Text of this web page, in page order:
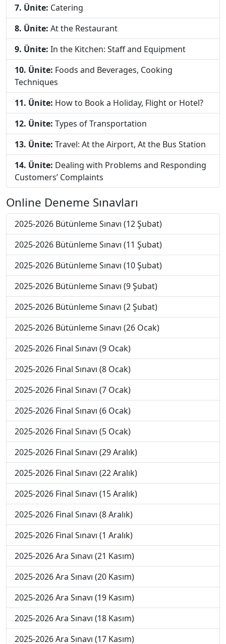
7. Ünite: Catering
8. Ünite: At the Restaurant
9. Ünite: In the Kitchen: Staff and Equipment
10. Ünite: Foods and Beverages, Cooking
Techniques
11. Ünite: How to Book a Holiday, Flight or Hotel?
12. Ünite: Types of Transportation
13. Ünite: Travel: At the Airport, At the Bus Station
14. Ünite: Dealing with Problems and Responding
Customers’ Complaints
Online Deneme Sınavları
2025-2026 Bütünleme Sınavı (12 Şubat)
2025-2026 Bütünleme Sınavı (11 Şubat)
2025-2026 Bütünleme Sınavı (10 Şubat)
2025-2026 Bütünleme Sınavı (9 Şubat)
2025-2026 Bütünleme Sınavı (2 Şubat)
2025-2026 Bütünleme Sınavı (26 Ocak)
2025-2026 Final Sınavı (9 Ocak)
2025-2026 Final Sınavı (8 Ocak)
2025-2026 Final Sınavı (7 Ocak)
2025-2026 Final Sınavı (6 Ocak)
2025-2026 Final Sınavı (5 Ocak)
2025-2026 Final Sınavı (29 Aralık)
2025-2026 Final Sınavı (22 Aralık)
2025-2026 Final Sınavı (15 Aralık)
2025-2026 Final Sınavı (8 Aralık)
2025-2026 Final Sınavı (1 Aralık)
2025-2026 Ara Sınavı (21 Kasım)
2025-2026 Ara Sınavı (20 Kasım)
2025-2026 Ara Sınavı (19 Kasım)
2025-2026 Ara Sınavı (18 Kasım)
2025-2026 Ara Sınavı (17 Kasım)